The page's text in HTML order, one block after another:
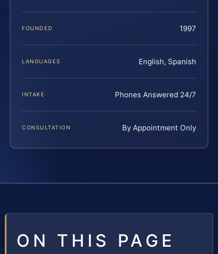
FOUNDED 1997
LANGUAGES English, Spanish
INTAKE Phones Answered 24/7
CONSULTATION By Appointment Only
ON THIS PAGE